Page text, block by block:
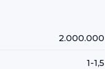
2.000.000
1-1,5